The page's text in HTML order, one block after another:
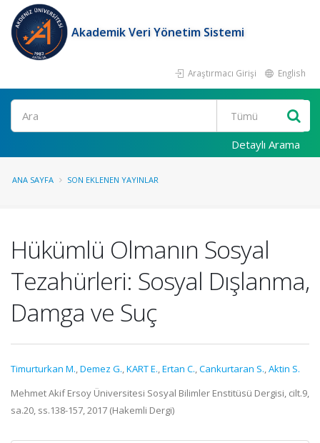
Akademik Veri Yönetim Sistemi
Araştırmacı Girişi English
Ara
Detaylı Arama
ANA SAYFA SON EKLENEN YAYINLAR
Hükümlü Olmanın Sosyal
Tezahürleri: Sosyal Dışlanma,
Damga ve Suç
Timurturkan M.,Demez G.,KART E.,Ertan C.,Cankurtaran S.,Aktin S.
Mehmet Akif Ersoy Üniversitesi Sosyal Bilimler Enstitüsü Dergisi, cilt.9,
sa.20, ss.138-157, 2017 (Hakemli Dergi)